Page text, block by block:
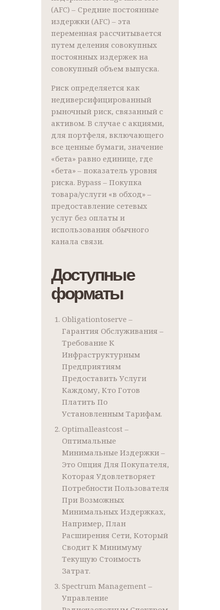
(AFC) – Средние постоянные
издержки (AFC) – эта
переменная рассчитывается
путем деления совокупных
постоянных издержек на
совокупный объем выпуска.
Риск определяется как
недиверсифицированный
рыночный риск, связанный с
активом. В случае с акциями,
для портфеля, включающего
все ценные бумаги, значение
«бета» равно единице, где
«бета» – показатель уровня
риска. Bypass – Покупка
товара/услуги «в обход» –
предоставление сетевых
услуг без оплаты и
использования обычного
канала связи.
Доступные
форматы
Obligationtoserve –
Гарантия Обслуживания –
Требование К
Инфраструктурным
Предприятиям
Предоставить Услуги
Каждому, Кто Готов
Платить По
Установленным Тарифам.
Optimalleastcost –
Оптимальные
Минимальные Издержки –
Это Опция Для Покупателя,
Которая Удовлетворяет
Потребности Пользователя
При Возможных
Минимальных Издержках,
Например, План
Расширения Сети, Который
Сводит К Минимуму
Текущую Стоимость
Затрат.
Spectrum Management –
Управление